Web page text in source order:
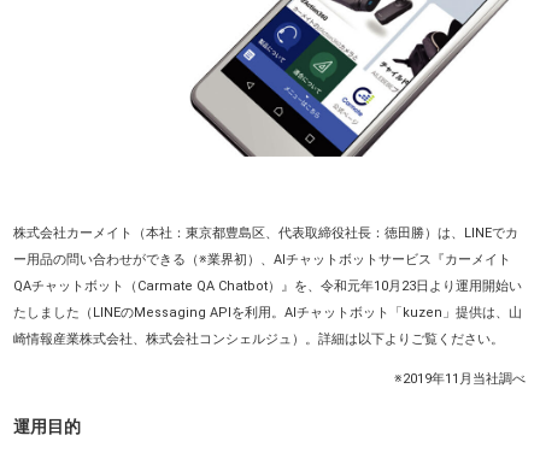
株式会社カーメイト（本社：東京都豊島区、代表取締役社長：徳田勝）は、LINEでカ
ー用品の問い合わせができる（※業界初）、AIチャットボットサービス『カーメイト
QAチャットボット（Carmate QA Chatbot）』を、令和元年10月23日より運用開始い
たしました（LINEのMessaging APIを利用。AIチャットボット「kuzen」提供は、山
崎情報産業株式会社、株式会社コンシェルジュ）。詳細は以下よりご覧ください。
※2019年11月当社調べ
運用目的